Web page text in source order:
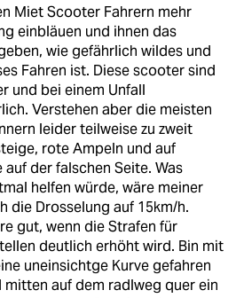
Miet Scooter Fahrern mehr
einbläuen und ihnen das
wie gefährlich wildes und
Fahren ist. Diese scooter sind
und bei einem Unfall
Verstehen aber die meisten
leider teilweise zu zweit
rote Ampeln und auf
auf der falschen Seite. Was
helfen würde, wäre meiner
die Drosselung auf 15km/h.
gut, wenn die Strafen für
deutlich erhöht wird. Bin mit
uneinsichtge Kurve gefahren
mitten auf dem radlweg quer ein